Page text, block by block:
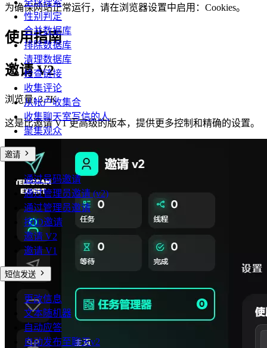
为确保网站正常运行，请在浏览器设置中启用：Cookies。
使用指南
全球搜索
性别判定
合并数据库
排除数据库
清理数据库
检查链接
收集评论
从帐户收集合
收集聊天室写信的人
聚集观众
邀请
通过号码邀请
通过管理员邀请 (v2)
通过管理员邀请
按ID邀请
邀请 V2
邀请 V1
短信发送
更改信息
文本随机器
自动应答
自动发布至聊天v2
邀请 V2
浏览量:3.7K
这是比邀请 V1 更高级的版本，提供更多控制和精确的设置。